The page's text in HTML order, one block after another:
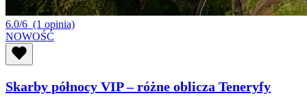
6.0/6 (1 opinia)
NOWOŚĆ
Skarby północy VIP – różne oblicza Teneryfy